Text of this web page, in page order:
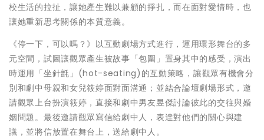
校生活的拉扯，讓她產生難以兼顧的掙扎，而在面對愛情時，也
讓她重新思考關係的本質意義。
《停一下，可以嗎？》以互動劇場方式進行，運用環形舞台的多
元空間，試圖讓觀眾產生被故事「包圍」置身其中的感受，演出
時運用「坐針氈」(hot-seating)的互動策略，讓觀眾有機會分
別和劇中母親和女兒筱婷面對面溝通；並結合論壇劇場形式，邀
請觀眾上台扮演筱婷，直接和劇中男友昱傑討論彼此的交往與婚
姻問題。最後邀請觀眾寫信給劇中人，表達對他們的關心與建
議，並將信放置在舞台上，送給劇中人。